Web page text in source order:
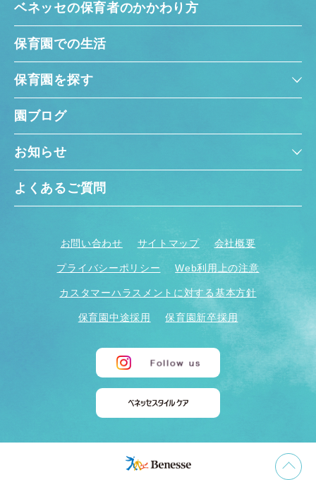
ベネッセの保育者のかかわり方
保育園での生活
保育園を探す
園ブログ
お知らせ
よくあるご質問
お問い合わせ サイトマップ 会社概要
プライバシーポリシー Web利用上の注意
カスタマーハラスメントに対する基本方針
保育園中途採用 保育園新卒採用